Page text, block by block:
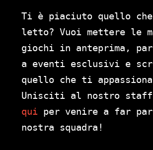
Ti è piaciuto quello
letto? Vuoi mettere le
giochi in anteprima,
a eventi esclusivi e
quello che ti
Unisciti al nostro
qui per venire a far
nostra squadra!